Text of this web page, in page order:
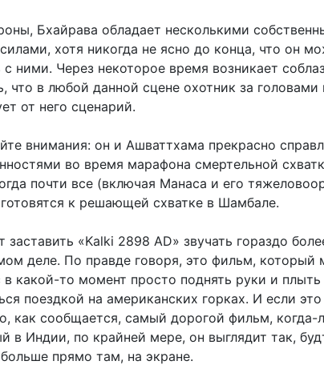
Бхайрава обладает несколькими
хотя никогда не ясно до конца, что он
ними. Через некоторое время возникает
что в любой данной сцене охотник за
от него сценарий.
внимания: он и Ашваттхама прекрасно
во время марафона смертельной
почти все (включая Манаса и его
к решающей схватке в Шамбале.
заставить «Kalki 2898 AD» звучать гораздо
деле. По правде говоря, это фильм, который
в какой-то момент просто поднять руки и
поездкой на американских горках. И если это
как сообщается, самый дорогой фильм, когда-
в Индии, по крайней мере, он выглядит так,
прямо там, на экране.